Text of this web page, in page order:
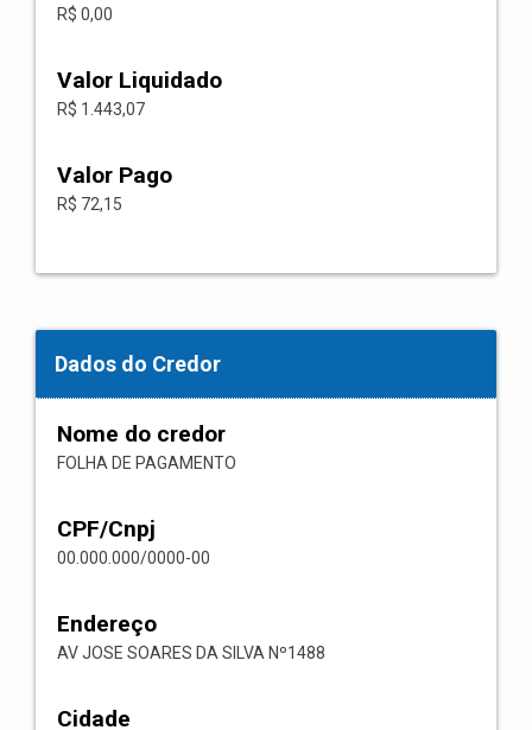
R$ 0,00
Valor Liquidado
R$ 1.443,07
Valor Pago
R$ 72,15
Dados do Credor
Nome do credor
FOLHA DE PAGAMENTO
CPF/Cnpj
00.000.000/0000-00
Endereço
AV JOSE SOARES DA SILVA Nº1488
Cidade